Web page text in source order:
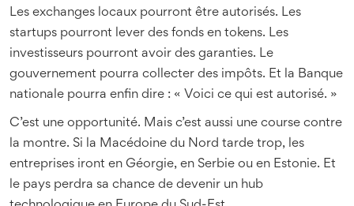
Les exchanges locaux pourront être autorisés. Les
startups pourront lever des fonds en tokens. Les
investisseurs pourront avoir des garanties. Le
gouvernement pourra collecter des impôts. Et la Banque
nationale pourra enfin dire : « Voici ce qui est autorisé. »
C’est une opportunité. Mais c’est aussi une course contre
la montre. Si la Macédoine du Nord tarde trop, les
entreprises iront en Géorgie, en Serbie ou en Estonie. Et
le pays perdra sa chance de devenir un hub